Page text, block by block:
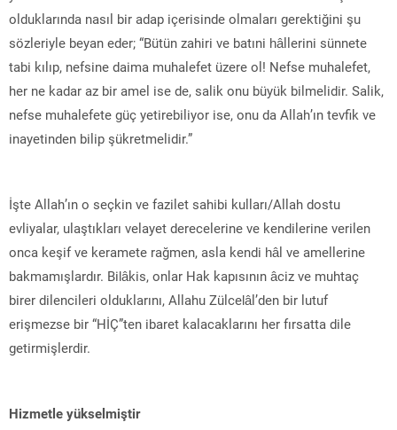
olduklarında nasıl bir adap içerisinde olmaları gerektiğini şu
sözleriyle beyan eder; “Bütün zahiri ve batıni hâllerini sünnete
tabi kılıp, nefsine daima muhalefet üzere ol! Nefse muhalefet,
her ne kadar az bir amel ise de, salik onu büyük bilmelidir. Salik,
nefse muhalefete güç yetirebiliyor ise, onu da Allah’ın tevfik ve
inayetinden bilip şükretmelidir.”
İşte Allah’ın o seçkin ve fazilet sahibi kulları/Allah dostu
evliyalar, ulaştıkları velayet derecelerine ve kendilerine verilen
onca keşif ve keramete rağmen, asla kendi hâl ve amellerine
bakmamışlardır. Bilâkis, onlar Hak kapısının âciz ve muhtaç
birer dilencileri olduklarını, Allahu Zülcelâl’den bir lutuf
erişmezse bir “HİÇ”ten ibaret kalacaklarını her fırsatta dile
getirmişlerdir.
Hizmetle yükselmiştir